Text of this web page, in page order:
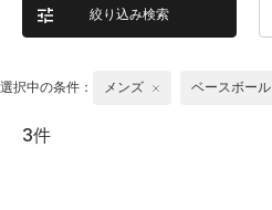
絞り込み検索
選択中の条件： メンズ ベースボール
3件